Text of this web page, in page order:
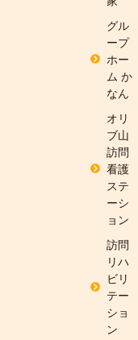
グル
ープ
ホー
ム か
なん
オリ
ブ山
訪問
看護
ステ
ーシ
ョン
訪問
リハ
ビリ
テー
ショ
ン